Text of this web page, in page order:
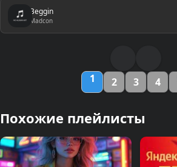
Beggin
Madcon
1 2 3 4
Похожие плейлисты